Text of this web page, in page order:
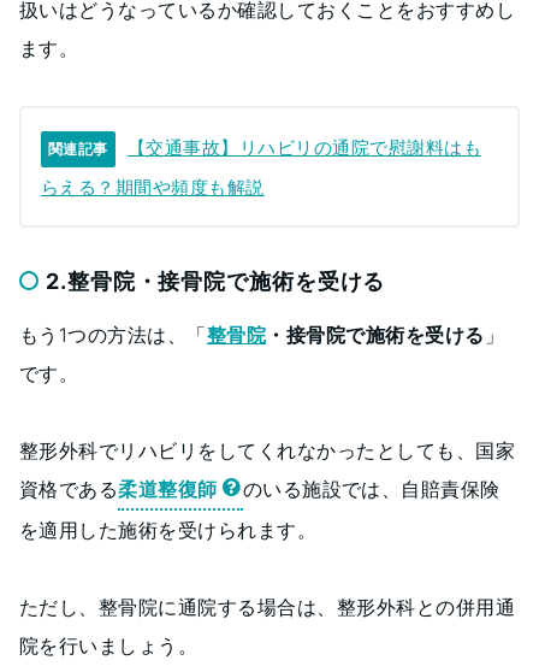
扱いはどうなっているか確認しておくことをおすすめし
ます。
関連記事
【交通事故】リハビリの通院で慰謝料はも
らえる？期間や頻度も解説
2.整骨院・接骨院で施術を受ける
もう1つの方法は、「整骨院・接骨院で施術を受ける 」
です。
整形外科でリハビリをしてくれなかったとしても、国家
資格である柔道整復師
のいる施設では、自賠責保険
を適用した施術を受けられます。
ただし、整骨院に通院する場合は、整形外科との併用通
院を行いましょう。